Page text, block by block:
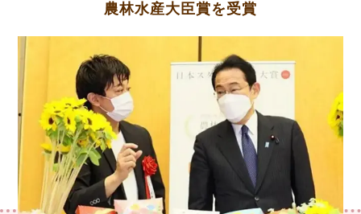
農林水産大臣賞を受賞